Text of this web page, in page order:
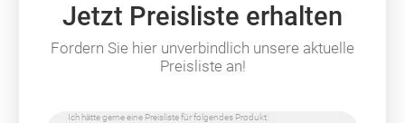
Jetzt Preisliste erhalten
Fordern Sie hier unverbindlich unsere aktuelle
Preisliste an!
Ich hätte gerne eine Preisliste für folgendes Produkt: